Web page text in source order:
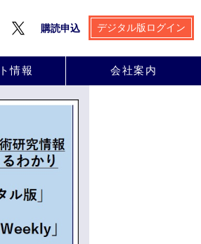
購読申込 デジタル版ログイン
情報 会社案内